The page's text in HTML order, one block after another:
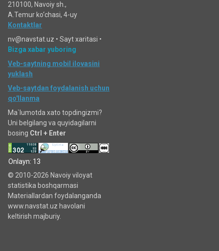
210100, Navoiy sh.,
A.Temur ko‘chаsi, 4-uy
Kontaktlar
nv@navstat.uz • Sayt xaritasi •
Bizga xabar yuboring
Veb-saytning mobil ilovasini
yuklash
Veb-saytdan foydalanish uchun
qo'llanma
Ma`lumotda xato topdingizmi?
Uni belgilang va quyidagilarni
bosing Ctrl + Enter
Onlayn: 13
© 2010-2026 Navoiy viloyat
statistika boshqarmasi
Materiallardan foydalanganda
www.navstat.uz havolani
keltirish majburiy.